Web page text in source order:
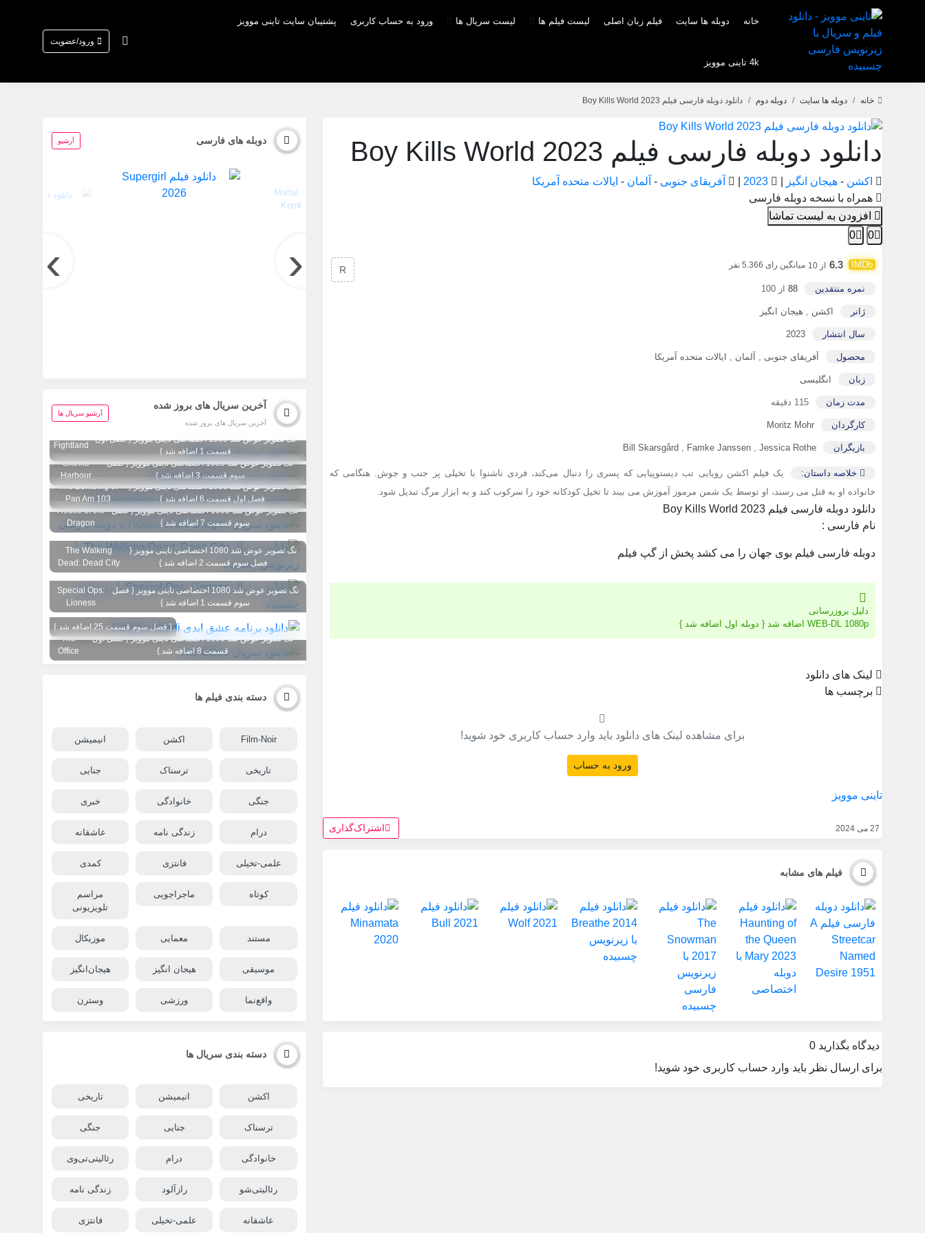
خانه دوبله ها سایت فیلم زبان اصلی لیست فیلم ها لیست سریال ها ورود به حساب کاربری پشتیبان سایت تاینی موویز
4k تاینی موویز
ورود/عضویت
خانه دوبله ها سایت دوبله دوم دانلود دوبله فارسی فیلم Boy Kills World 2023
دانلود دوبله فارسی فیلم Boy Kills World 2023
اکشن - هیجان انگیز 2023 آفریقای جنوبی - آلمان - ایالات متحده آمریکا
همراه با نسخه دوبله فارسی
افزودن به لیست تماشا
0
0
6.3 از 10 میانگین رای 5.366 نفر
نمره منتقدین 88 از 100
ژانر اکشن هیجان انگیز
سال انتشار 2023
محصول آفریقای جنوبی آلمان ایالات متحده آمریکا
زبان انگلیسی
مدت زمان 115 دقیقه
کارگردان Moritz Mohr
بازیگران Bill Skarsgård Famke Janssen Jessica Rothe
خلاصه داستان:
یک فیلم اکشن رویایی تب دیستوپیایی که پسری را دنبال می‌کند، فردی ناشنوا با تخیلی پر جنب و جوش. هنگامی که
خانواده او به قتل می رسند، او توسط یک شمن مرموز آموزش می بیند تا تخیل کودکانه خود را سرکوب کند و به ابزار مرگ تبدیل شود.
R
دانلود دوبله فارسی فیلم Boy Kills World 2023
نام فارسی :
دوبله فارسی فیلم بوی جهان را می کشد پخش از گپ فیلم
دلیل بروزرسانی
WEB-DL 1080p اضافه شد { دوبله اول اضافه شد }
لینک های دانلود
برچسب ها
برای مشاهده لینک های دانلود باید وارد حساب کاربری خود شوید!
ورود به حساب
تاینی موویز
27 می 2024 اشتراک‌گذاری
فیلم های مشابه
دیدگاه بگذارید 0
برای ارسال نظر باید وارد حساب کاربری خود شوید!
دوبله های فارسی آرشیو
‹
›
آخرین سریال های بروز شده
آخرین سریال های بروز شده
آرشیو سریال ها
تگ تصویر عوض شد 1080 اختصاصی تاینی موویز { فصل اول
قسمت 1 اضافه شد }
Fightland
تگ تصویر عوض شد 1080 اختصاصی تاینی موویز { فصل
سوم قسمت 3 اضافه شد }
Granite
Harbour
تگ تصویر عوض شد 1080 اختصاصی تاینی موویز {
فصل اول قسمت 6 اضافه شد }
The Bombing of
Pan Am 103
تگ تصویر عوض شد 1080 اختصاصی تاینی موویز { فصل
سوم قسمت 7 اضافه شد }
House of the
Dragon
تگ تصویر عوض شد 1080 اختصاصی تاینی موویز {
فصل سوم قسمت 2 اضافه شد }
The Walking
Dead: Dead City
تگ تصویر عوض شد 1080 اختصاصی تاینی موویز { فصل
سوم قسمت 1 اضافه شد }
Special Ops:
Lioness
{ فصل سوم قسمت 25 اضافه شد }
تگ تصویر عوض شد 1080 اختصاصی تاینی موویز { فصل اول
قسمت 8 اضافه شد }
The
Office
دسته بندی فیلم ها
Film-Noir اکشن انیمیشن
تاریخی ترسناک جنایی
جنگی خانوادگی خبری
درام زندگی نامه عاشقانه
علمی-تخیلی فانتزی کمدی
کوتاه ماجراجویی
مراسم
تلویزیونی
مستند معمایی موزیکال
موسیقی هیجان انگیز هیجان‌انگیز
واقع‌نما ورزشی وسترن
دسته بندی سریال ها
اکشن انیمیشن تاریخی
ترسناک جنایی جنگی
خانوادگی درام رئالیتی‌تی‌وی
رئالیتی‌شو رازآلود زندگی نامه
عاشقانه علمی-تخیلی فانتزی